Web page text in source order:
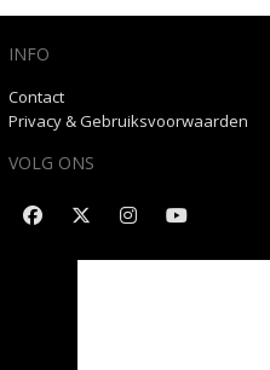
INFO
Contact
Privacy & Gebruiksvoorwaarden
VOLG ONS